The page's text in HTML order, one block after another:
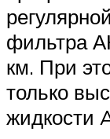
фильтра
км. При
только
жидкости